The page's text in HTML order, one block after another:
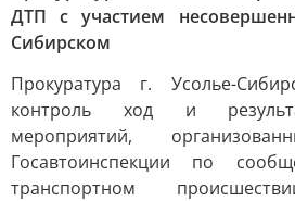
ДТП с участием
Сибирском
Прокуратура г. Усолье-
контроль ход и
мероприятий,
Госавтоинспекции по
транспортном